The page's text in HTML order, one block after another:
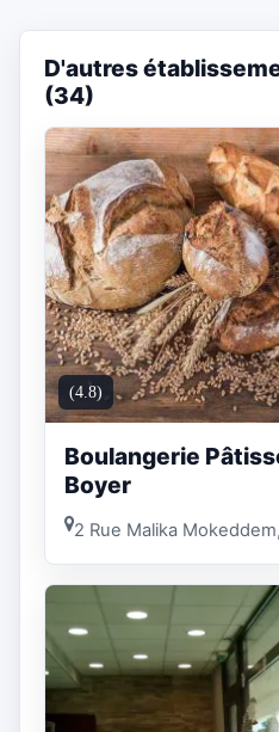
D'autres
(34)
(4.8)
Boulangerie
Boyer
2 Rue Malika